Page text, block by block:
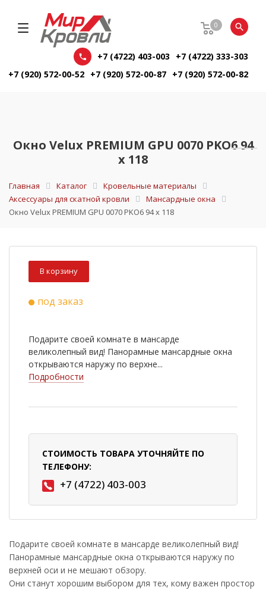
0
+7 (4722) 403-003
+7 (4722) 333-303
+7 (920) 572-00-52 +7 (920) 572-00-87 +7 (920) 572-00-82
Окно Velux PREMIUM GPU 0070 PKO6 94
х 118
Главная Каталог
Кровельные материалы
Аксессуары для скатной кровли
Мансардные окна
Окно Velux PREMIUM GPU 0070 PKO6 94 х 118
В корзину
под заказ
Подарите своей комнате в мансарде
великолепный вид! Панорамные мансардные окна
открываются наружу по верхне...
Подробности
СТОИМОСТЬ ТОВАРА УТОЧНЯЙТЕ ПО
ТЕЛЕФОНУ:
+7 (4722) 403-003
Подарите своей комнате в мансарде великолепный вид!
Панорамные мансардные окна открываются наружу по
верхней оси и не мешают обзору.
Они станут хорошим выбором для тех, кому важен простор